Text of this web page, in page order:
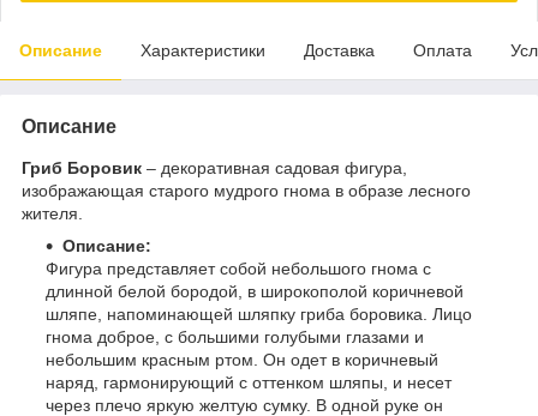
Описание Характеристики Доставка Оплата
Описание
Гриб Боровик – декоративная садовая фигура,
изображающая старого мудрого гнома в образе лесного
жителя.
Описание:
Фигура представляет собой небольшого гнома с
длинной белой бородой, в широкополой коричневой
шляпе, напоминающей шляпку гриба боровика. Лицо
гнома доброе, с большими голубыми глазами и
небольшим красным ртом. Он одет в коричневый
наряд, гармонирующий с оттенком шляпы, и несет
через плечо яркую желтую сумку. В одной руке он